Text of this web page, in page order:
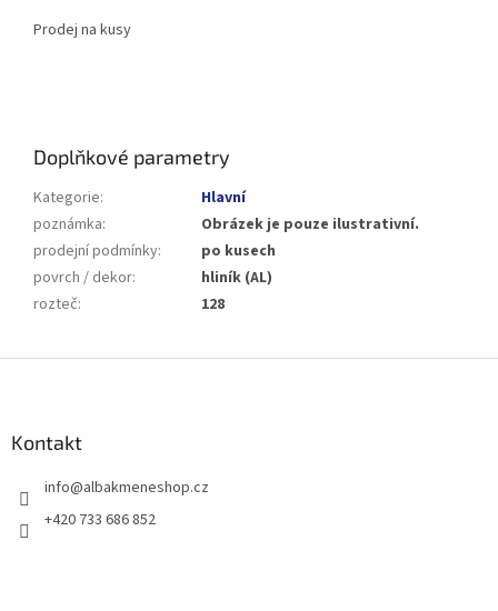
Prodej na kusy
Doplňkové parametry
Kategorie:
Hlavní
poznámka:
Obrázek je pouze ilustrativní.
prodejní podmínky:
po kusech
povrch / dekor:
hliník (AL)
rozteč: 128
Kontakt
info@albakmeneshop.cz
+420 733 686 852